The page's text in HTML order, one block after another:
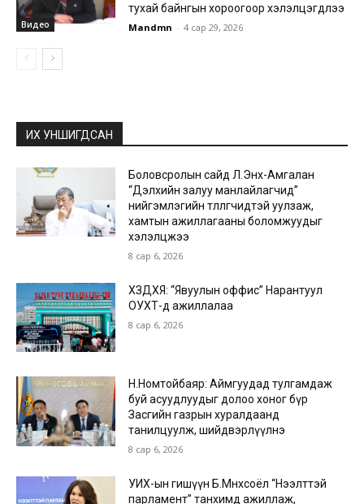
Видео
тухай байнгын хороогоор хэлэлцэгдлээ
Mandmn - 4 сар 29, 2026
ИХ УНШИГДСАН
Боловсролын сайд Л.Энх-Амгалан
“Дэлхийн залуу манлайлагчид”
нийгэмлэгийн төлөөлөгчидтэй уулзаж,
хамтын ажиллагааны боломжуудыг
хэлэлцжээ
8 сар 6, 2026
ХЗДХЯ: “Явуулын оффис” Нарантуул
ОУХТ-д ажиллалаа
8 сар 6, 2026
Н.Номтойбаяр: Аймгуудад тулгамдаж
буй асуудлуудыг долоо хоног бүр
Засгийн газрын хуралдаанд
танилцуулж, шийдвэрлүүлнэ
8 сар 6, 2026
УИХ-ын гишүүн Б.Мөнхсоёл “Нээлттэй
парламент” танхимд ажиллаж,